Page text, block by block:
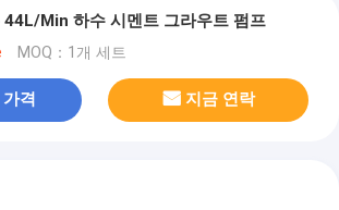
44L/Min 하수 시멘트 그라우트 펌프
MOQ：1개 세트
격 지금 연락